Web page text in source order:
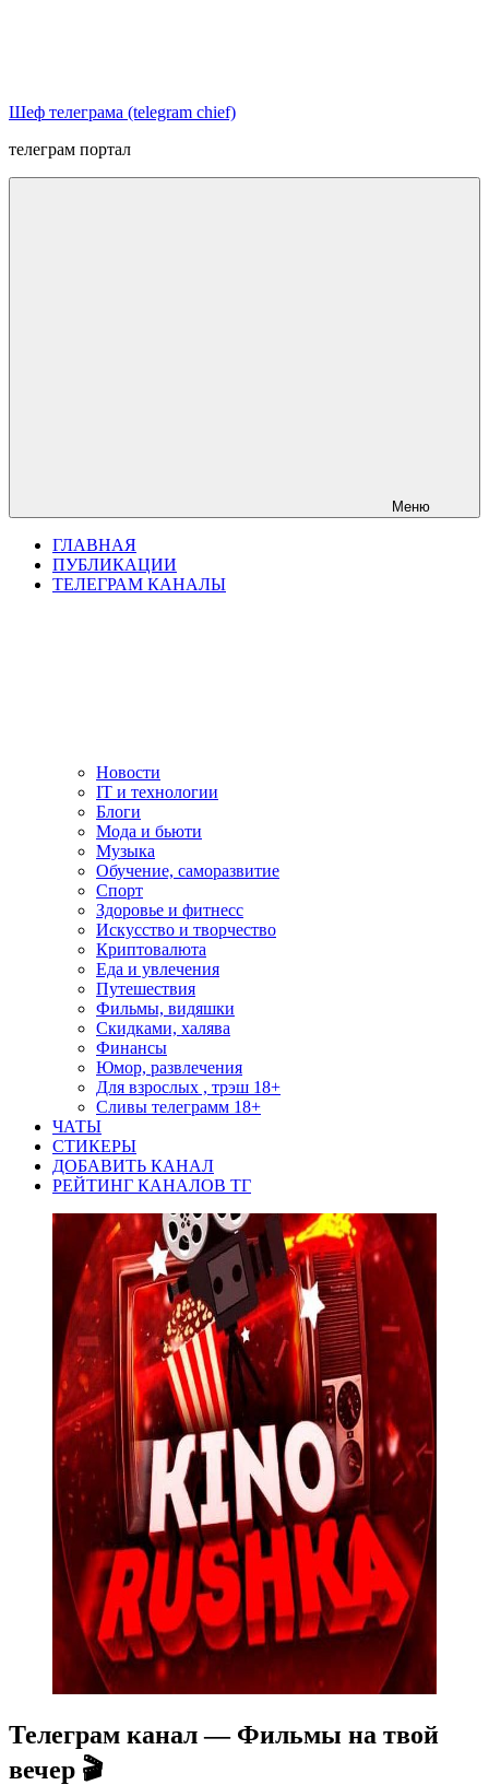
Шеф телеграма (telegram chief)
телеграм портал
Меню
ГЛАВНАЯ
ПУБЛИКАЦИИ
ТЕЛЕГРАМ КАНАЛЫ
Новости
IT и технологии
Блоги
Мода и бьюти
Музыка
Обучение, саморазвитие
Спорт
Здоровье и фитнесс
Искусство и творчество
Криптовалюта
Еда и увлечения
Путешествия
Фильмы, видяшки
Скидками, халява
Финансы
Юмор, развлечения
Для взрослых , трэш 18+
Сливы телеграмм 18+
ЧАТЫ
СТИКЕРЫ
ДОБАВИТЬ КАНАЛ
РЕЙТИНГ КАНАЛОВ ТГ
Телеграм канал — Фильмы на твой
вечер 🎬